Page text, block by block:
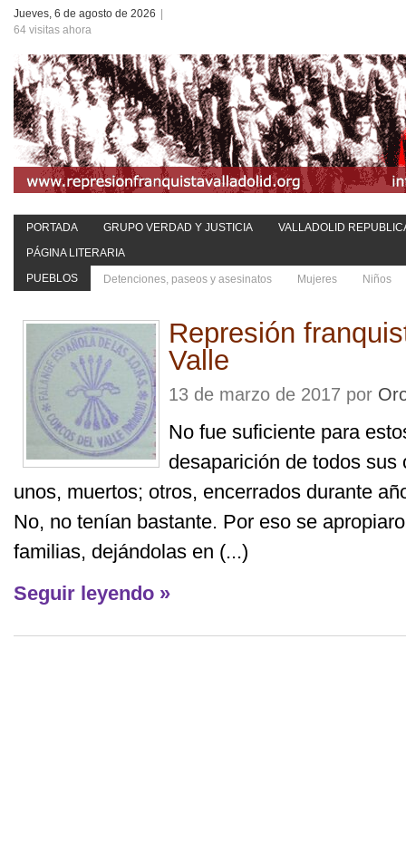
Jueves, 6 de agosto de 2026
64 visitas ahora
PORTADA GRUPO VERDAD Y JUSTICIA
VALLADOLID
PÁGINA LITERARIA
PUEBLOS
Detenciones, paseos y asesinatos Mujeres Niños
Represión
Valle
13 de marzo de 2017 por
No fue suficiente para
desaparición de todos
unos, muertos; otros, encerrados durante
No, no tenían bastante. Por eso se
familias, dejándolas en (...)
Seguir leyendo »